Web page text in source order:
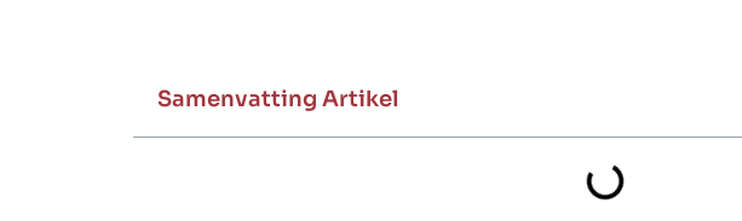
Samenvatting Artikel